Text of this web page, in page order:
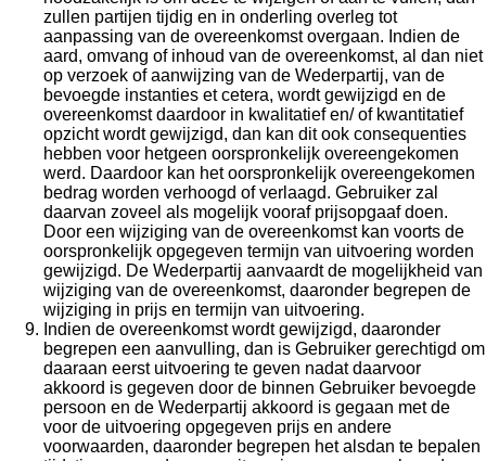
zullen partijen tijdig en in onderling overleg tot
aanpassing van de overeenkomst overgaan. Indien de
aard, omvang of inhoud van de overeenkomst, al dan niet
op verzoek of aanwijzing van de Wederpartij, van de
bevoegde instanties et cetera, wordt gewijzigd en de
overeenkomst daardoor in kwalitatief en/ of kwantitatief
opzicht wordt gewijzigd, dan kan dit ook consequenties
hebben voor hetgeen oorspronkelijk overeengekomen
werd. Daardoor kan het oorspronkelijk overeengekomen
bedrag worden verhoogd of verlaagd. Gebruiker zal
daarvan zoveel als mogelijk vooraf prijsopgaaf doen.
Door een wijziging van de overeenkomst kan voorts de
oorspronkelijk opgegeven termijn van uitvoering worden
gewijzigd. De Wederpartij aanvaardt de mogelijkheid van
wijziging van de overeenkomst, daaronder begrepen de
wijziging in prijs en termijn van uitvoering.
Indien de overeenkomst wordt gewijzigd, daaronder
begrepen een aanvulling, dan is Gebruiker gerechtigd om
daaraan eerst uitvoering te geven nadat daarvoor
akkoord is gegeven door de binnen Gebruiker bevoegde
persoon en de Wederpartij akkoord is gegaan met de
voor de uitvoering opgegeven prijs en andere
voorwaarden, daaronder begrepen het alsdan te bepalen